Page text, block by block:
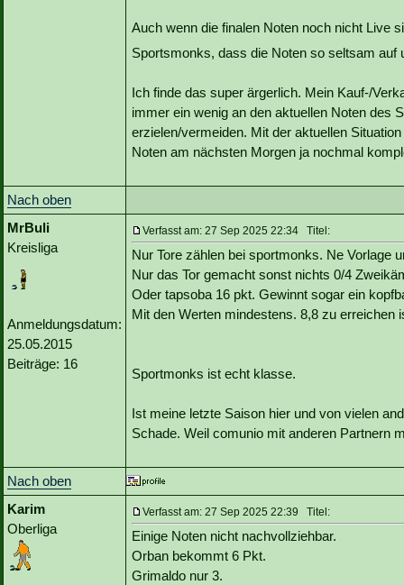
Auch wenn die finalen Noten noch nicht Live
Sportsmonks, dass die Noten so seltsam auf
Ich finde das super ärgerlich. Mein Kauf-/
immer ein wenig an den aktuellen Noten des
erzielen/vermeiden. Mit der aktuellen
Noten am nächsten Morgen ja nochmal
Nach oben
MrBuli
Kreisliga
Anmeldungsdatum:
25.05.2015
Beiträge: 16
Verfasst am: 27 Sep 2025 22:34 Titel:
Nur Tore zählen bei sportmonks. Ne Vorlage
Nur das Tor gemacht sonst nichts 0/4
Oder tapsoba 16 pkt. Gewinnt sogar ein
Mit den Werten mindestens. 8,8 zu erreichen
Sportmonks ist echt klasse.
Ist meine letzte Saison hier und von vielen
Schade. Weil comunio mit anderen Partnern
Nach oben
Karim
Oberliga
Verfasst am: 27 Sep 2025 22:39 Titel:
Einige Noten nicht nachvollziehbar.
Orban bekommt 6 Pkt.
Grimaldo nur 3.